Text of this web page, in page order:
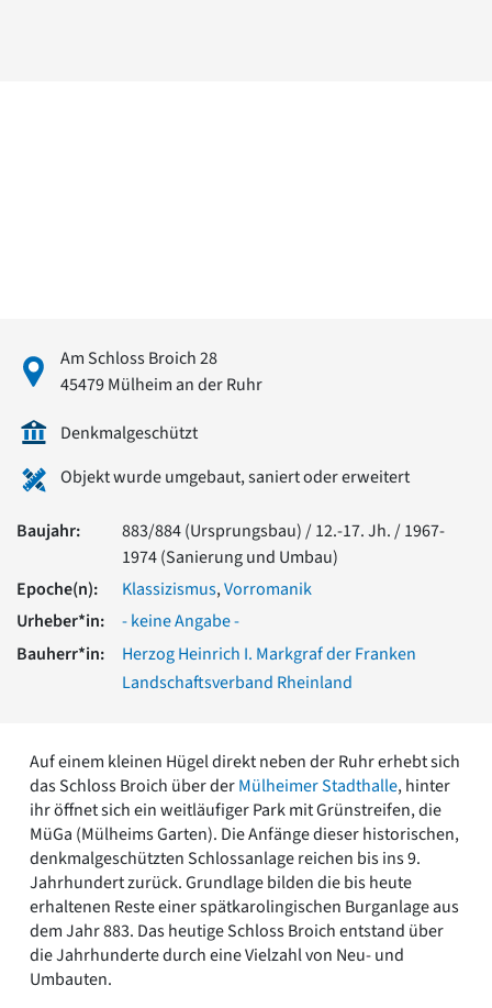
Jugendstil
Historismus
Barock
Gotik
Vorromanik
Römische Antike
Über uns
Über baukunst-nrw
Fachbeirat
Freunde & Förderer
Suchbegriff eingeben
Am Schloss Broich 28
45479 Mülheim an der Ruhr
Denkmalgeschützt
Objekt wurde umgebaut, saniert oder erweitert
Baujahr:
883/884 (Ursprungsbau) / 12.-17. Jh. / 1967-
1974 (Sanierung und Umbau)
Epoche(n):
Klassizismus,Vorromanik
Urheber*in:
- keine Angabe -
Bauherr*in:
Herzog Heinrich I. Markgraf der Franken
Landschaftsverband Rheinland
Auf einem kleinen Hügel direkt neben der Ruhr erhebt sich
das Schloss Broich über derMülheimer Stadthalle, hinter
ihr öffnet sich ein weitläufiger Park mit Grünstreifen, die
MüGa (Mülheims Garten). Die Anfänge dieser historischen,
denkmalgeschützten Schlossanlage reichen bis ins 9.
Jahrhundert zurück. Grundlage bilden die bis heute
erhaltenen Reste einer spätkarolingischen Burganlage aus
dem Jahr 883. Das heutige Schloss Broich entstand über
die Jahrhunderte durch eine Vielzahl von Neu- und
Umbauten.